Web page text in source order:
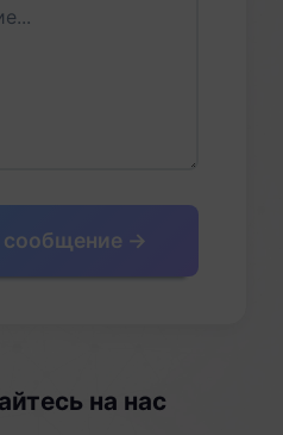
сообщение →
на нас